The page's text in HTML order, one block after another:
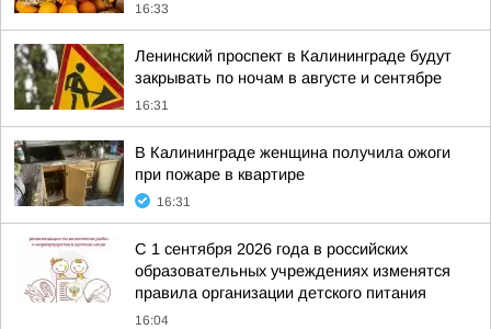
16:33
Ленинский проспект в Калининграде будут
закрывать по ночам в августе и сентябре
16:31
В Калининграде женщина получила ожоги
при пожаре в квартире
16:31
С 1 сентября 2026 года в российских
образовательных учреждениях изменятся
правила организации детского питания
16:04